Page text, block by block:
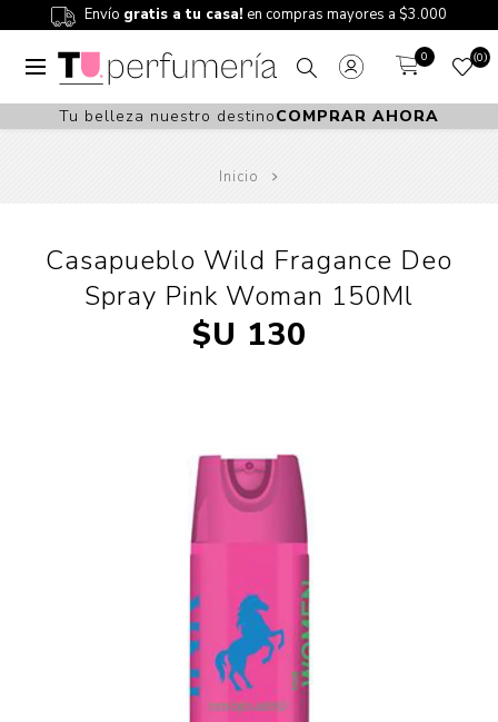
Envío gratis a tu casa! en compras mayores a $3.000
0 0
Tu belleza nuestro destinoCOMPRAR AHORA
Inicio
Casapueblo Wild Fragance Deo
Spray Pink Woman 150Ml
$U 130